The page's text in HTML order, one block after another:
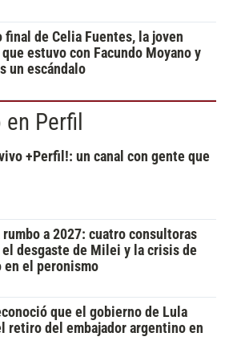
final de Celia Fuentes, la joven
estuvo con Facundo Moyano y
un escándalo
Perfil
+Perfil!: un canal con gente que
rumbo a 2027: cuatro consultoras
desgaste de Milei y la crisis de
en el peronismo
que el gobierno de Lula
retiro del embajador argentino en